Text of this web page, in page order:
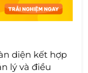
diện kết hợp
lý và điều